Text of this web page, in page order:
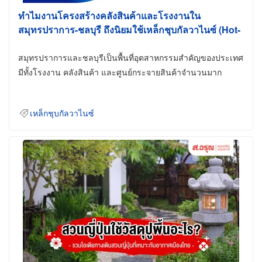
ทำไมงานโครงสร้างคลังสินค้าและโรงงานใน
สมุทรปราการ-ชลบุรี ถึงนิยมใช้เหล็กชุบกัลวาไนซ์ (Hot-
สมุทรปราการและชลบุรีเป็นพื้นที่อุตสาหกรรมสำคัญของประเทศ
มีทั้งโรงงาน คลังสินค้า และศูนย์กระจายสินค้าจำนวนมาก
เหล็กชุบกัลวาไนซ์